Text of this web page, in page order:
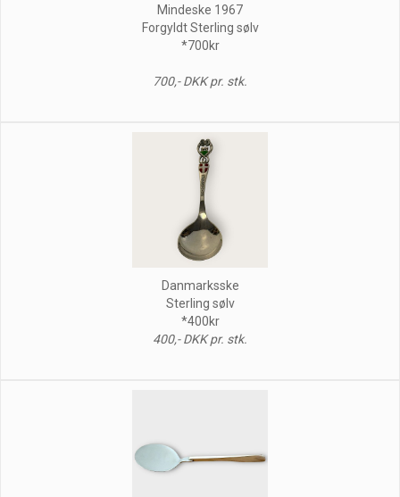
Mindeske 1967
Forgyldt Sterling sølv
*700kr
700,- DKK pr. stk.
Danmarksske
Sterling sølv
*400kr
400,- DKK pr. stk.